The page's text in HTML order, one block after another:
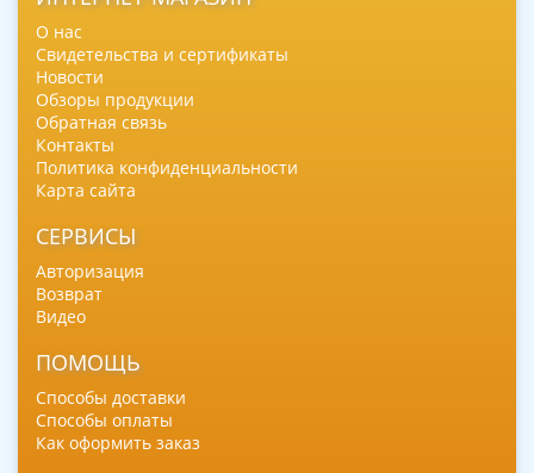
О нас
Свидетельства и сертификаты
Новости
Обзоры продукции
Обратная связь
Контакты
Политика конфиденциальности
Карта сайта
СЕРВИСЫ
Авторизация
Возврат
Видео
ПОМОЩЬ
Способы доставки
Способы оплаты
Как оформить заказ